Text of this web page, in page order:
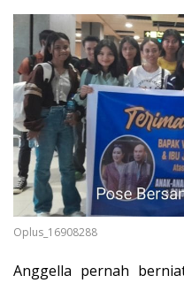
Oplus_16908288
Anggella pernah